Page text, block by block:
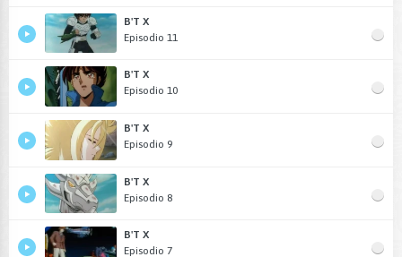
B'T X
Episodio 11
B'T X
Episodio 10
B'T X
Episodio 9
B'T X
Episodio 8
B'T X
Episodio 7